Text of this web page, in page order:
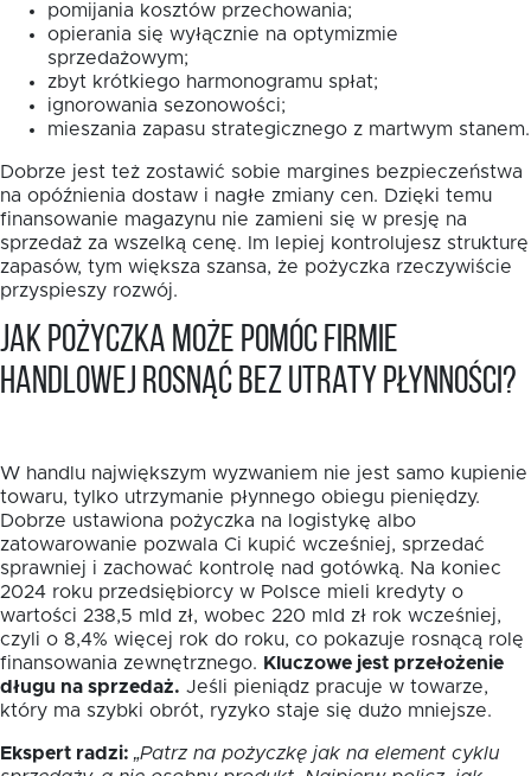
pomijania kosztów przechowania;
opierania się wyłącznie na optymizmie
sprzedażowym;
zbyt krótkiego harmonogramu spłat;
ignorowania sezonowości;
mieszania zapasu strategicznego z martwym stanem.
Dobrze jest też zostawić sobie margines bezpieczeństwa
na opóźnienia dostaw i nagłe zmiany cen. Dzięki temu
finansowanie magazynu nie zamieni się w presję na
sprzedaż za wszelką cenę. Im lepiej kontrolujesz strukturę
zapasów, tym większa szansa, że pożyczka rzeczywiście
przyspieszy rozwój.
Jak pożyczka może pomóc firmie
handlowej rosnąć bez utraty płynności?
W handlu największym wyzwaniem nie jest samo kupienie
towaru, tylko utrzymanie płynnego obiegu pieniędzy.
Dobrze ustawiona pożyczka na logistykę albo
zatowarowanie pozwala Ci kupić wcześniej, sprzedać
sprawniej i zachować kontrolę nad gotówką. Na koniec
2024 roku przedsiębiorcy w Polsce mieli kredyty o
wartości 238,5 mld zł, wobec 220 mld zł rok wcześniej,
czyli o 8,4% więcej rok do roku, co pokazuje rosnącą rolę
finansowania zewnętrznego. Kluczowe jest przełożenie
długu na sprzedaż. Jeśli pieniądz pracuje w towarze,
który ma szybki obrót, ryzyko staje się dużo mniejsze.
Ekspert radzi: „Patrz na pożyczkę jak na element cyklu